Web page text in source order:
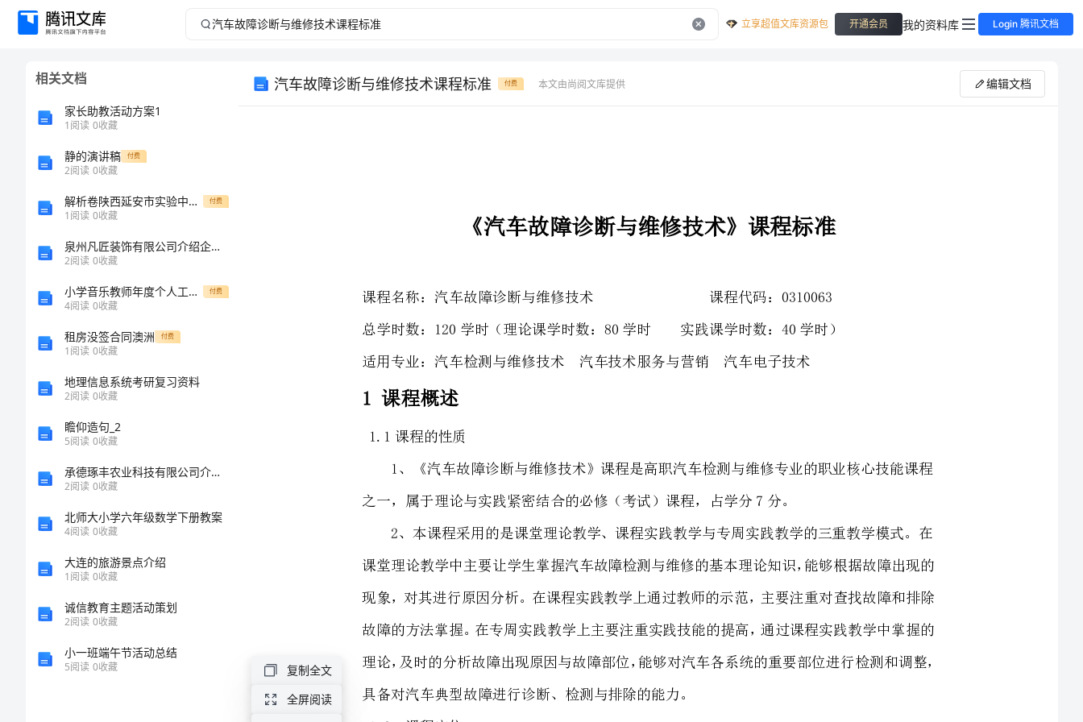
汽
《汽
立享超值文库资源包 开通会员 我的资料库 Login 腾讯文档
相关文档
家长助教活动方案1
1阅读 0收藏
静的演讲稿 付费
2阅读 0收藏
解析卷陕西延安市实验中学数学七年级上册几何图形单元测评试卷（详解版） 付费
1阅读 0收藏
泉州凡匠装饰有限公司介绍企业发展分析报告
2阅读 0收藏
小学音乐教师年度个人工作总结范文 付费
4阅读 0收藏
租房没签合同澳洲 付费
1阅读 0收藏
地理信息系统考研复习资料
2阅读 0收藏
瞻仰造句_2
5阅读 0收藏
承德琢丰农业科技有限公司介绍企业发展分析报告
2阅读 0收藏
北师大小学六年级数学下册教案
4阅读 0收藏
大连的旅游景点介绍
1阅读 0收藏
诚信教育主题活动策划
2阅读 0收藏
小一班端午节活动总结
5阅读 0收藏
汽车故障诊断与维修技术课程标准 付费 本文由尚阅文库提供 编辑文档
诊断与维修案例教学为核心，针对职业教育的特点，参照汽修专业中、高级专业高级工和技
课程名称：汽车故障诊断与维修技术课程代码：0310063
1、《汽车故障诊断与维修技术》课程是高职汽车检测与维修专业的职业核心技能课程
现象，对其进行原因分析。在课程实践教学上通过教师的示范，主要注重对查找故障和排除
具备对汽车典型故障进行诊断、检测与排除的能力。
本课程以《汽车构造》、《汽车电器》、《汽车电子控制技术》等先修课程所学理论知
复制全文
全屏阅读